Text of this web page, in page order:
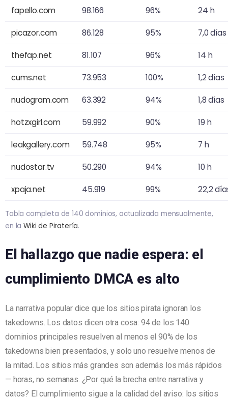
fapello.com 98.166 96% 24 h
picazor.com 86.128 95% 7,0 días
thefap.net 81.107 96% 14 h
cums.net 73.953 100% 1,2 días
nudogram.com 63.392 94% 1,8 días
hotzxgirl.com 59.992 90% 19 h
leakgallery.com 59.748 95% 7 h
nudostar.tv 50.290 94% 10 h
xpaja.net 45.919 99% 22,2
Tabla completa de 140 dominios, actualizada mensualmente,
en laWiki de Piratería.
El hallazgo que nadie espera: el
cumplimiento DMCA es alto
La narrativa popular dice que los sitios pirata ignoran los
takedowns. Los datos dicen otra cosa: 94 de los 140
dominios principales resuelven al menos el 90% de los
takedowns bien presentados, y solo uno resuelve menos de
la mitad. Los sitios más grandes son además los más rápidos
— horas, no semanas. ¿Por qué la brecha entre narrativa y
datos? El cumplimiento sigue a la calidad del aviso: los sitios